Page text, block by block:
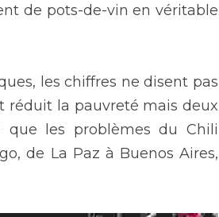
de pots-de-vin en véritable
les chiffres ne disent pas
réduit la pauvreté mais deux
que les problèmes du Chili
de La Paz à Buenos Aires,